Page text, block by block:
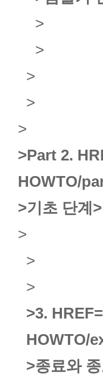
>
>
>
>
>
>Part 2.
HOWTO/
>기초 단계 >
>
>
>
>3.
HOWTO/
>종료와